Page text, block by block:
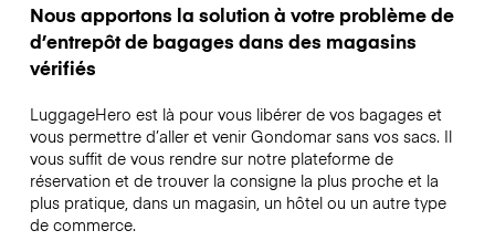
Nous apportons la solution à votre problème de
d’entrepôt de bagages dans des magasins
vérifiés
LuggageHero est là pour vous libérer de vos bagages et
vous permettre d’aller et venir Gondomar sans vos sacs. Il
vous suffit de vous rendre sur notre plateforme de
réservation et de trouver la consigne la plus proche et la
plus pratique, dans un magasin, un hôtel ou un autre type
de commerce.